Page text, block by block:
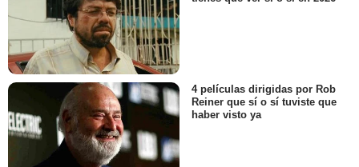
4 películas dirigidas por Rob
Reiner que sí o sí tuviste que
haber visto ya